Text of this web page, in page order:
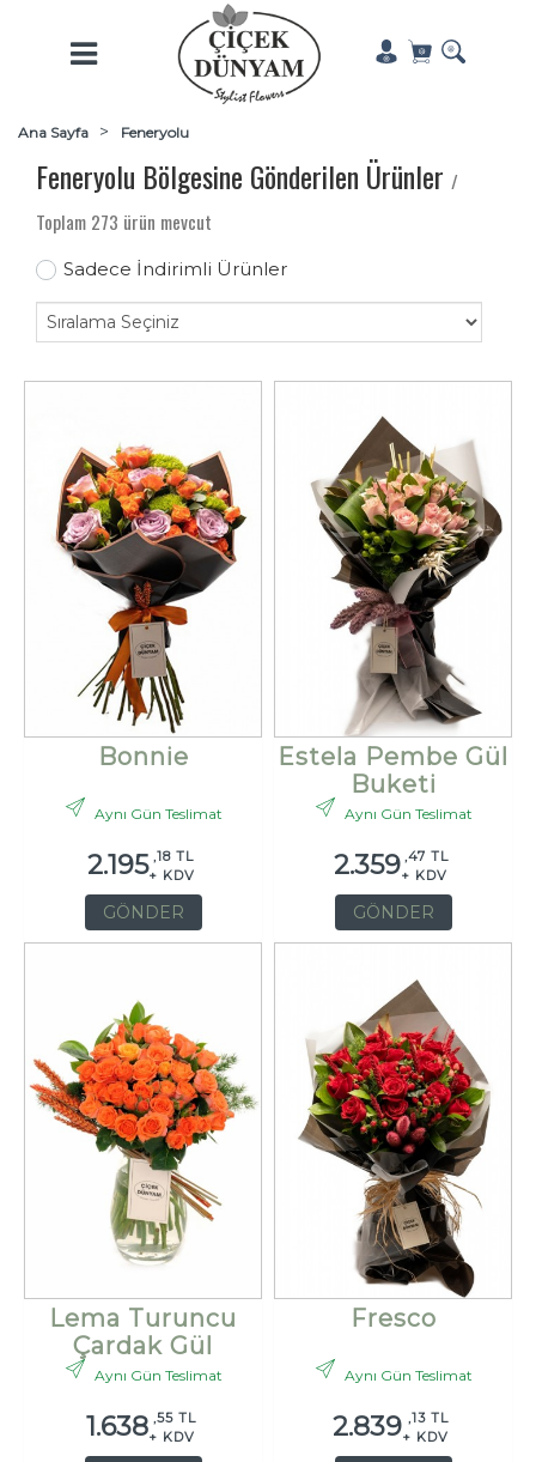
Ana Sayfa Feneryolu
Feneryolu Bölgesine Gönderilen Ürünler /
Toplam 273 ürün mevcut
Sadece İndirimli Ürünler
Bonnie
Aynı Gün Teslimat
2.195 ,18 TL
+ KDV
GÖNDER
Estela Pembe Gül
Buketi
Aynı Gün Teslimat
2.359 ,47 TL
+ KDV
GÖNDER
Lema Turuncu
Çardak Gül
Aynı Gün Teslimat
1.638 ,55 TL
+ KDV
Fresco
Aynı Gün Teslimat
2.839 ,13 TL
+ KDV